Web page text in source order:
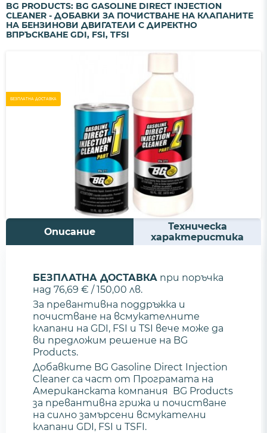
BG PRODUCTS: BG GASOLINE DIRECT INJECTION
CLEANER - ДОБАВКИ ЗА ПОЧИСТВАНЕ НА КЛАПАНИТЕ
НА БЕНЗИНОВИ ДВИГАТЕЛИ С ДИРЕКТНО
ВПРЪСКВАНЕ GDI, FSI, TFSI
БЕЗПЛАТНА ДОСТАВКА
Описание
Техническа
характеристика
БЕЗПЛАТНА ДОСТАВКА при поръчка
над 76,69 € / 150,00 лв.
За превантивна поддръжка и
почистване на всмукателните
клапани на GDI, FSI и TSI вече може да
ви предложим решение на BG
Products.
Добавките BG Gasoline Direct Injection
Cleaner са част от Програмата на
Американската компания BG Products
за превантивна грижа и почистване
на силно замърсени всмукателни
клапани GDI, FSI и TSFI.